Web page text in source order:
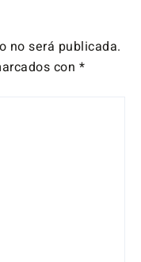
no será publicada.
con *